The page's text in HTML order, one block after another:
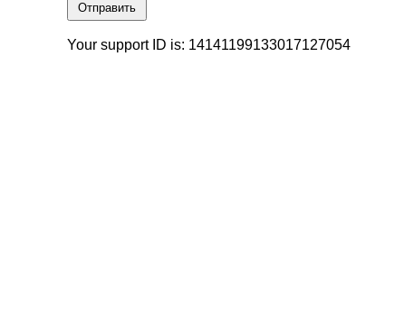
Отправить
Your support ID is: 14141199133017127054